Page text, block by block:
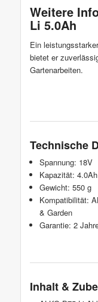
Weitere
Li 5.0Ah
Ein
bietet er
Gartenarbeiten.
Technische
Spannung: 18V
Kapazität:
Gewicht: 550 g
Kompatibilität:
& Garden
Garantie: 2
Inhalt &